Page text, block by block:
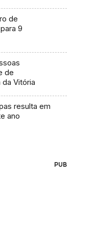
de
9
de
Vitória
resulta em
ano
PUB